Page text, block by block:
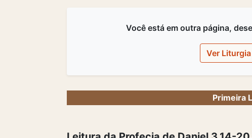
Você está em outra página,
Ver
Primeira